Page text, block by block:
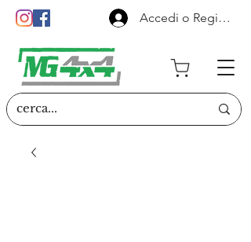
Accedi o Registrati